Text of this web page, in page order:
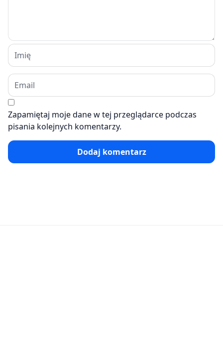
Zapamiętaj moje dane w tej przeglądarce podczas
pisania kolejnych komentarzy.
Dodaj komentarz